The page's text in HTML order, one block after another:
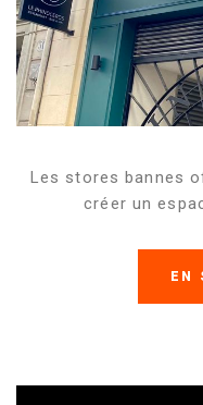
Les stores bannes
créer un
EN